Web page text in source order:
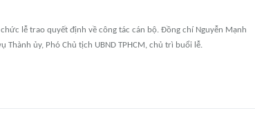
chức lễ trao quyết định về công tác cán bộ. Đồng chí Nguyễn Mạnh
Thành ủy, Phó Chủ tịch UBND TPHCM, chủ trì buổi lễ.